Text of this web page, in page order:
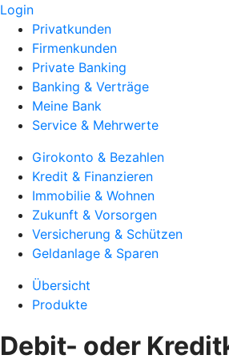
Login
Privatkunden
Firmenkunden
Private Banking
Banking & Verträge
Meine Bank
Service & Mehrwerte
Girokonto & Bezahlen
Kredit & Finanzieren
Immobilie & Wohnen
Zukunft & Vorsorgen
Versicherung & Schützen
Geldanlage & Sparen
Übersicht
Produkte
Debit- oder